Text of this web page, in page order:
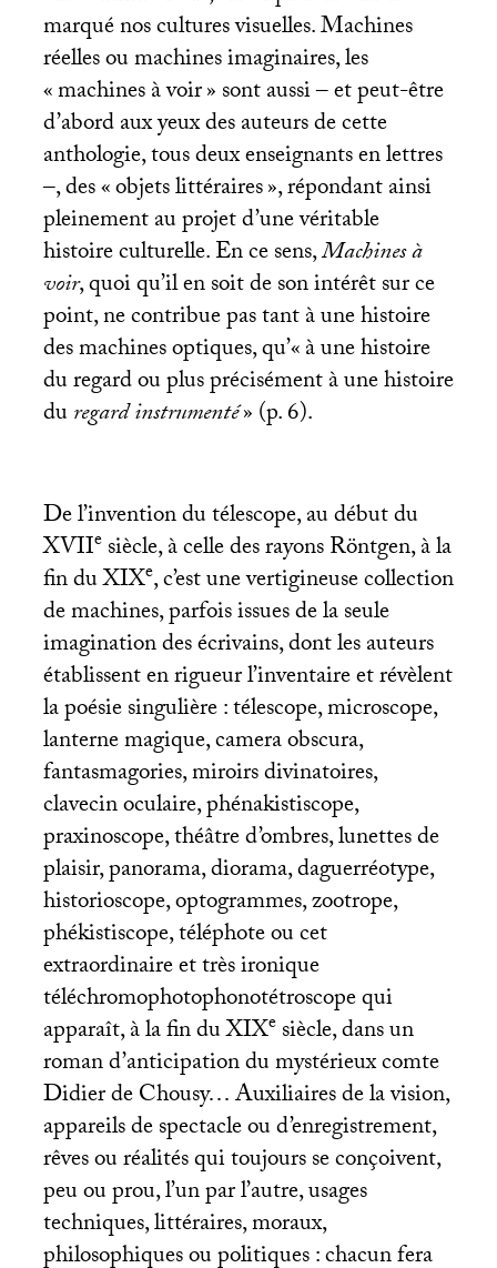
marqué nos cultures visuelles. Machines
réelles ou machines imaginaires, les
«machines à voir» sont aussi ‒ et peut-être
d’abord aux yeux des auteurs de cette
anthologie, tous deux enseignants en lettres
‒, des «objets littéraires», répondant ainsi
pleinement au projet d’une véritable
histoire culturelle. En ce sens,Machines à
voir, quoi qu’il en soit de son intérêt sur ce
point, ne contribue pas tant à une histoire
des machines optiques, qu’«à une histoire
du regard ou plus précisément à une histoire
duregard instrumenté» (p. 6).
De l’invention du télescope, au début du
XVIIesiècle, à celle des rayons Röntgen, à la
fin duXIXe, c’est une vertigineuse collection
de machines, parfois issues de la seule
imagination des écrivains, dont les auteurs
établissent en rigueur l’inventaire et révèlent
la poésie singulière : télescope, microscope,
lanterne magique, camera obscura,
fantasmagories, miroirs divinatoires,
clavecin oculaire, phénakistiscope,
praxinoscope, théâtre d’ombres, lunettes de
plaisir, panorama, diorama, daguerréotype,
historioscope, optogrammes, zootrope,
phékistiscope, téléphote ou cet
extraordinaire et très ironique
téléchromophotophonotétroscope qui
apparaît, à la fin duXIXesiècle, dans un
roman d’anticipation du mystérieux comte
Didier de Chousy… Auxiliaires de la vision,
appareils de spectacle ou d’enregistrement,
rêves ou réalités qui toujours se conçoivent,
peu ou prou, l’un par l’autre, usages
techniques, littéraires, moraux,
philosophiques ou politiques : chacun fera